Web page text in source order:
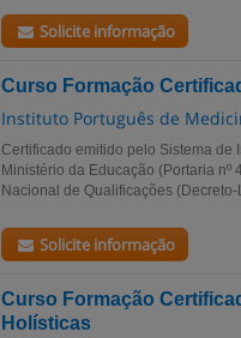
Solicite informação
Curso Formação
Instituto Português de
Certificado emitido pelo Sistema de
Ministério da Educação (Portaria
Nacional de Qualificações
Solicite informação
Curso Formação
Holísticas